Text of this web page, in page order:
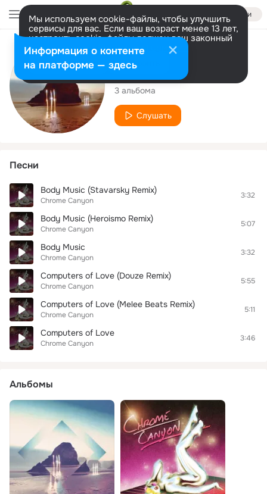
Войти
Мы используем cookie-файлы, чтобы улучшить
сервисы для вас. Если ваш возраст менее 13 лет,
настроить cookie-файлы должен ваш законный
представитель. Больше информации
Разрешить все Настроить
Исполнитель
Chrome Canyon
3 альбома
Слушать
Песни
Body Music (Stavarsky Remix)
Chrome Canyon
3:32
Body Music (Heroismo Remix)
Chrome Canyon
5:07
Body Music
Chrome Canyon
3:32
Computers of Love (Douze Remix)
Chrome Canyon
5:55
Computers of Love (Melee Beats Remix)
Chrome Canyon
5:11
Computers of Love
Chrome Canyon
3:46
Альбомы
Информация о контенте
на платформе — здесь